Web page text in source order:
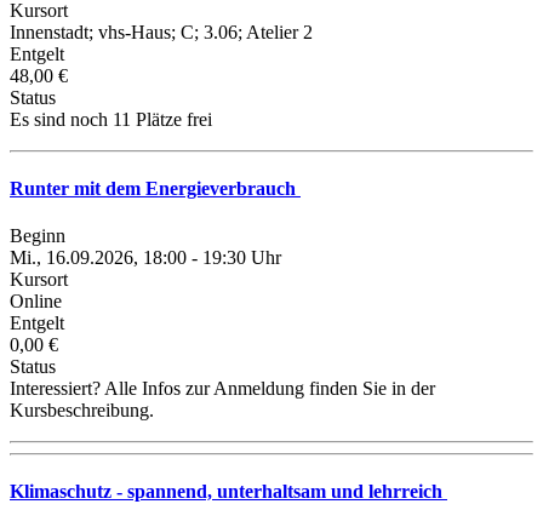
Kursort
Innenstadt; vhs-Haus; C; 3.06; Atelier 2
Entgelt
48,00 €
Status
Es sind noch 11 Plätze frei
Runter mit dem Energieverbrauch
Beginn
Mi., 16.09.2026, 18:00 - 19:30 Uhr
Kursort
Online
Entgelt
0,00 €
Status
Interessiert? Alle Infos zur Anmeldung finden Sie in der
Kursbeschreibung.
Klimaschutz - spannend, unterhaltsam und lehrreich